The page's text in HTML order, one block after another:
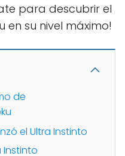
para descubrir el
su nivel máximo!
de
el Ultra Instinto
Instinto